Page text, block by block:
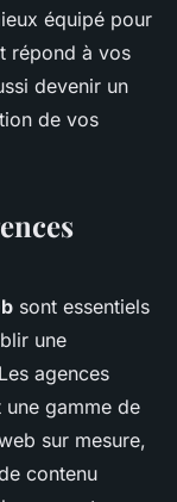
équipé pour
répond à vos
devenir un
de vos
sont essentiels
une
agences
gamme de
sur mesure,
contenu